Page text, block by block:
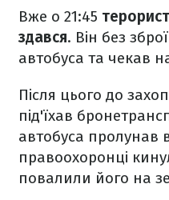
Вже о 21:45
здався. Він без
автобуса та чекав
Після цього до
під'їхав
автобуса пролунав
правоохоронці
повалили його на